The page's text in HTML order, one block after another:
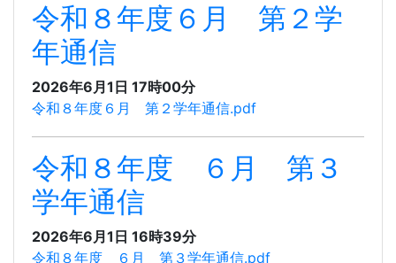
令和８年度６月 第２学
年通信
2026年6月1日 17時00分
令和８年度６月 第２学年通信.pdf
令和８年度 ６月 第３
学年通信
2026年6月1日 16時39分
令和８年度 ６月 第３学年通信.pdf